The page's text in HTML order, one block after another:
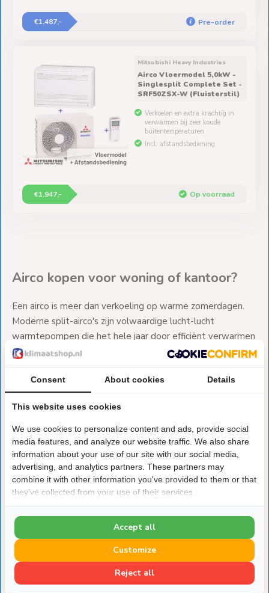
€1.487,- Pre-order
Mitsubishi Heavy Industries
Airco Vloermodel 5,0kW -
Singlesplit Complete Set -
SRF50ZSX-W (Fluisterstil)
Verkoelen en extra krachtig in
verwarmen bij zeer koude
buitentemperaturen
Incl. afstandsbediening
€1.947,- Op voorraad
Airco kopen voor woning of kantoor?
Een airco is meer dan verkoeling op warme zomerdagen.
Moderne split-airco's zijn volwaardige lucht-lucht
warmtepompen die het hele jaar door efficiënt verwarmen
én koelen. Voor elke 1 kW stroom levert een goede airco 3
tot 5 kW warmte terug, waardoor verwarmen met een
airco structureel goedkoper is dan gas.
Bij Klimaatshop.nl vind je een compleet assortiment van A-
merken als Mitsubishi Heavy Industries, Daikin en Sinclair.
Of je nu één ruimte wilt verwarmen en koelen of een
complete woning wilt voorzien van meerdere zones, we
hebben het juiste systeem voor jouw situatie.
Singlesplit of multisplit?
binnenunit en is de meest gekozen oplossing voor
woonkamer, slaapkamer of kantoor. Eenmultisplit systeem
verbindt meerdere binnenunits aan één buitenunit, ideaal
als je meerdere kamers vanuit één installatie wilt
bedienen. Wil je koelen zonder buitenunit? Bekijk dan de
Consent About cookies Details
This website uses cookies
We use cookies to personalize content and ads, provide social
media features, and analyze our website traffic. We also share
information about your use of our site with our social media,
advertising, and analytics partners. These partners may
combine it with other information you've provided to them or that
they've collected from your use of their services.
Reject all
Customize
Accept all